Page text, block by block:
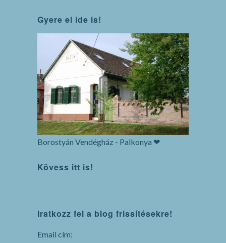
Gyere el ide is!
Borostyán Vendégház - Palkonya ❤
Kövess itt is!
Iratkozz fel a blog frissítésekre!
Email cím: